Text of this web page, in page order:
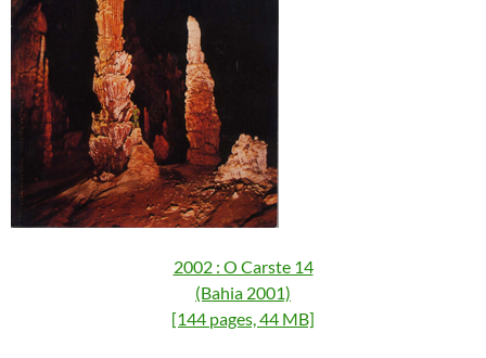
2002 : O Carste 14
(Bahia 2001)
[144 pages, 44 MB]